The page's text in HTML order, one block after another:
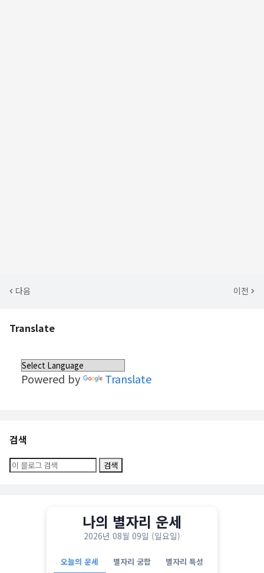
다음 이전
Translate
Powered by Translate
검색
나의 별자리 운세
2026년 08월 09일 (일요일)
오늘의 운세 별자리 궁합 별자리 특성